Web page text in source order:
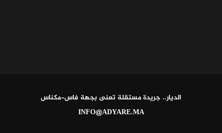
الديار.. جريدة مستقلة تعنى بجهة فاس-مكناس
INFO@ADYARE.MA